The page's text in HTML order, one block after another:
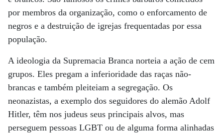
por membros da organização, como o enforcamento de
negros e a destruição de igrejas frequentadas por essa
população.
A ideologia da Supremacia Branca norteia a ação de cem
grupos. Eles pregam a inferioridade das raças não-
brancas e também pleiteiam a segregação. Os
neonazistas, a exemplo dos seguidores do alemão Adolf
Hitler, têm nos judeus seus principais alvos, mas
perseguem pessoas LGBT ou de alguma forma alinhadas